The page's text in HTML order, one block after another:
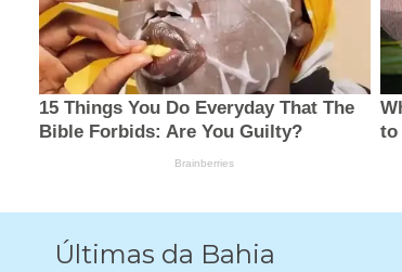
Últimas da Bahia